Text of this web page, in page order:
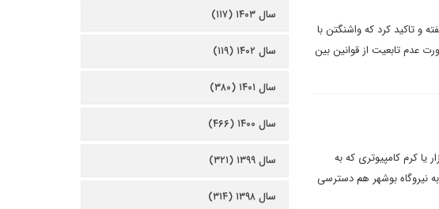
و تاکید کرد که واشنگتن با
عدم تابعیت از قوانین بین
کرم کامپيوترى که به
نيروگاه بوشهر هم دسترسى
سال ۱۴۰۳ (۱۱۷)
سال ۱۴۰۲ (۱۱۹)
سال ۱۴۰۱ (۳۸۰)
سال ۱۴۰۰ (۴۶۶)
سال ۱۳۹۹ (۳۲۱)
سال ۱۳۹۸ (۳۱۴)